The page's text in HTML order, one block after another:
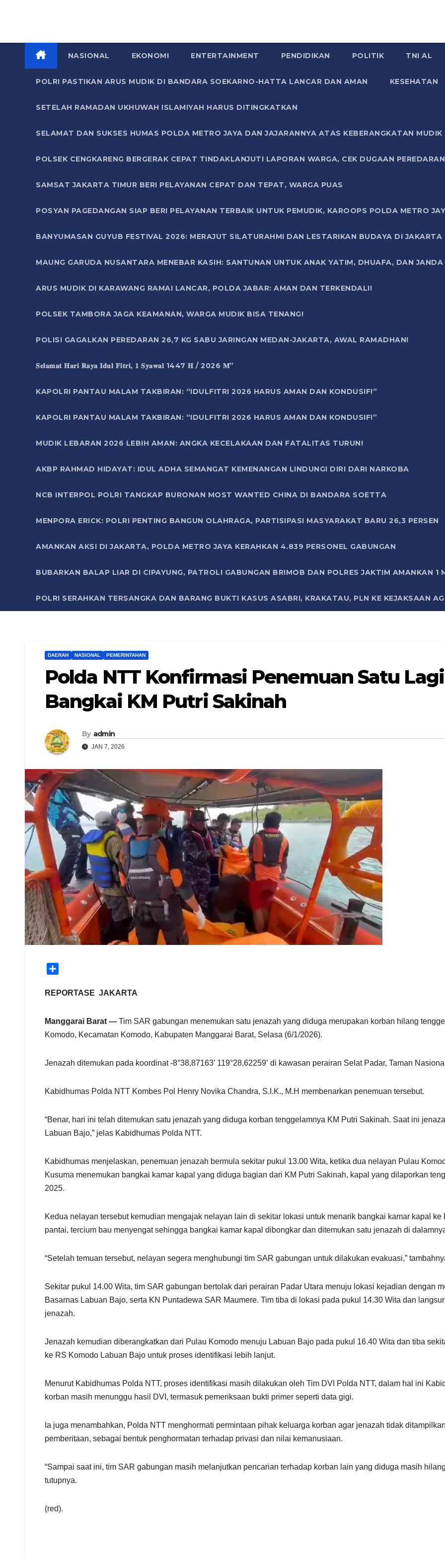
NASIONAL EKONOMI ENTERTAINMENT PENDIDIKAN POLITIK TNI AL
POLRI PASTIKAN ARUS MUDIK DI BANDARA SOEKARNO-HATTA LANCAR DAN AMAN KESEHATAN
SETELAH RAMADAN UKHUWAH ISLAMIYAH HARUS DITINGKATKAN
SELAMAT DAN SUKSES HUMAS POLDA METRO JAYA DAN JAJARANNYA ATAS KEBERANGKATAN
POLSEK CENGKARENG BERGERAK CEPAT TINDAKLANJUTI LAPORAN WARGA, CEK DUGAAN
SAMSAT JAKARTA TIMUR BERI PELAYANAN CEPAT DAN TEPAT, WARGA PUAS
POSYAN PAGEDANGAN SIAP BERI PELAYANAN TERBAIK UNTUK PEMUDIK, KAROOPS POLDA METRO
BANYUMASAN GUYUB FESTIVAL 2026: MERAJUT SILATURAHMI DAN LESTARIKAN BUDAYA DI JAKARTA
MAUNG GARUDA NUSANTARA MENEBAR KASIH: SANTUNAN UNTUK ANAK YATIM, DHUAFA, DAN
ARUS MUDIK DI KARAWANG RAMAI LANCAR, POLDA JABAR: AMAN DAN TERKENDALI!
POLSEK TAMBORA JAGA KEAMANAN, WARGA MUDIK BISA TENANG!
POLISI GAGALKAN PEREDARAN 26,7 KG SABU JARINGAN MEDAN-JAKARTA, AWAL RAMADHAN!
𝐒𝐞𝐥𝐚𝐦𝐚𝐭 𝐇𝐚𝐫𝐢 𝐑𝐚𝐲𝐚 𝐈𝐝𝐮𝐥 𝐅𝐢𝐭𝐫𝐢, 𝟏 𝐒𝐲𝐚𝐰𝐚𝐥 1447 𝐇 / 2026 𝐌”
KAPOLRI PANTAU MALAM TAKBIRAN: “IDULFITRI 2026 HARUS AMAN DAN KONDUSIF!”
KAPOLRI PANTAU MALAM TAKBIRAN: “IDULFITRI 2026 HARUS AMAN DAN KONDUSIF!”
MUDIK LEBARAN 2026 LEBIH AMAN: ANGKA KECELAKAAN DAN FATALITAS TURUN!
AKBP RAHMAD HIDAYAT: IDUL ADHA SEMANGAT KEMENANGAN LINDUNGI DIRI DARI NARKOBA
NCB INTERPOL POLRI TANGKAP BURONAN MOST WANTED CHINA DI BANDARA SOETTA
MENPORA ERICK: POLRI PENTING BANGUN OLAHRAGA, PARTISIPASI MASYARAKAT BARU 26,3 PERSEN
AMANKAN AKSI DI JAKARTA, POLDA METRO JAYA KERAHKAN 4.839 PERSONEL GABUNGAN
BUBARKAN BALAP LIAR DI CIPAYUNG, PATROLI GABUNGAN BRIMOB DAN POLRES JAKTIM AMANKAN 1
POLRI SERAHKAN TERSANGKA DAN BARANG BUKTI KASUS ASABRI, KRAKATAU, PLN KE KEJAKSAAN
DAERAH NASIONAL PEMERINTAHAN
Polda NTT Konfirmasi Penemuan Satu
Bangkai KM Putri Sakinah
By admin
JAN 7, 2026
a
REPORTASE JAKARTA
Manggarai Barat — Tim SAR gabungan menemukan satu jenazah yang diduga merupakan korban hilang
Komodo, Kecamatan Komodo, Kabupaten Manggarai Barat, Selasa (6/1/2026).
Jenazah ditemukan pada koordinat -8°38,87163’ 119°28,62259’ di kawasan perairan Selat Padar, Taman
Kabidhumas Polda NTT Kombes Pol Henry Novika Chandra, S.I.K., M.H membenarkan penemuan tersebut.
“Benar, hari ini telah ditemukan satu jenazah yang diduga korban tenggelamnya KM Putri Sakinah. Saat ini
Labuan Bajo,” jelas Kabidhumas Polda NTT.
Kabidhumas menjelaskan, penemuan jenazah bermula sekitar pukul 13.00 Wita, ketika dua nelayan Pulau
Kusuma menemukan bangkai kamar kapal yang diduga bagian dari KM Putri Sakinah, kapal yang dilaporkan
2025.
Kedua nelayan tersebut kemudian mengajak nelayan lain di sekitar lokasi untuk menarik bangkai kamar kapal
pantai, tercium bau menyengat sehingga bangkai kamar kapal dibongkar dan ditemukan satu jenazah di
“Setelah temuan tersebut, nelayan segera menghubungi tim SAR gabungan untuk dilakukan evakuasi,”
Sekitar pukul 14.00 Wita, tim SAR gabungan bertolak dari perairan Padar Utara menuju lokasi kejadian dengan
Basarnas Labuan Bajo, serta KN Puntadewa SAR Maumere. Tim tiba di lokasi pada pukul 14.30 Wita dan
jenazah.
Jenazah kemudian diberangkatkan dari Pulau Komodo menuju Labuan Bajo pada pukul 16.40 Wita dan tiba
ke RS Komodo Labuan Bajo untuk proses identifikasi lebih lanjut.
Menurut Kabidhumas Polda NTT, proses identifikasi masih dilakukan oleh Tim DVI Polda NTT, dalam hal ini
korban masih menunggu hasil DVI, termasuk pemeriksaan bukti primer seperti data gigi.
Ia juga menambahkan, Polda NTT menghormati permintaan pihak keluarga korban agar jenazah tidak
pemberitaan, sebagai bentuk penghormatan terhadap privasi dan nilai kemanusiaan.
“Sampai saat ini, tim SAR gabungan masih melanjutkan pencarian terhadap korban lain yang diduga masih
tutupnya.
(red).